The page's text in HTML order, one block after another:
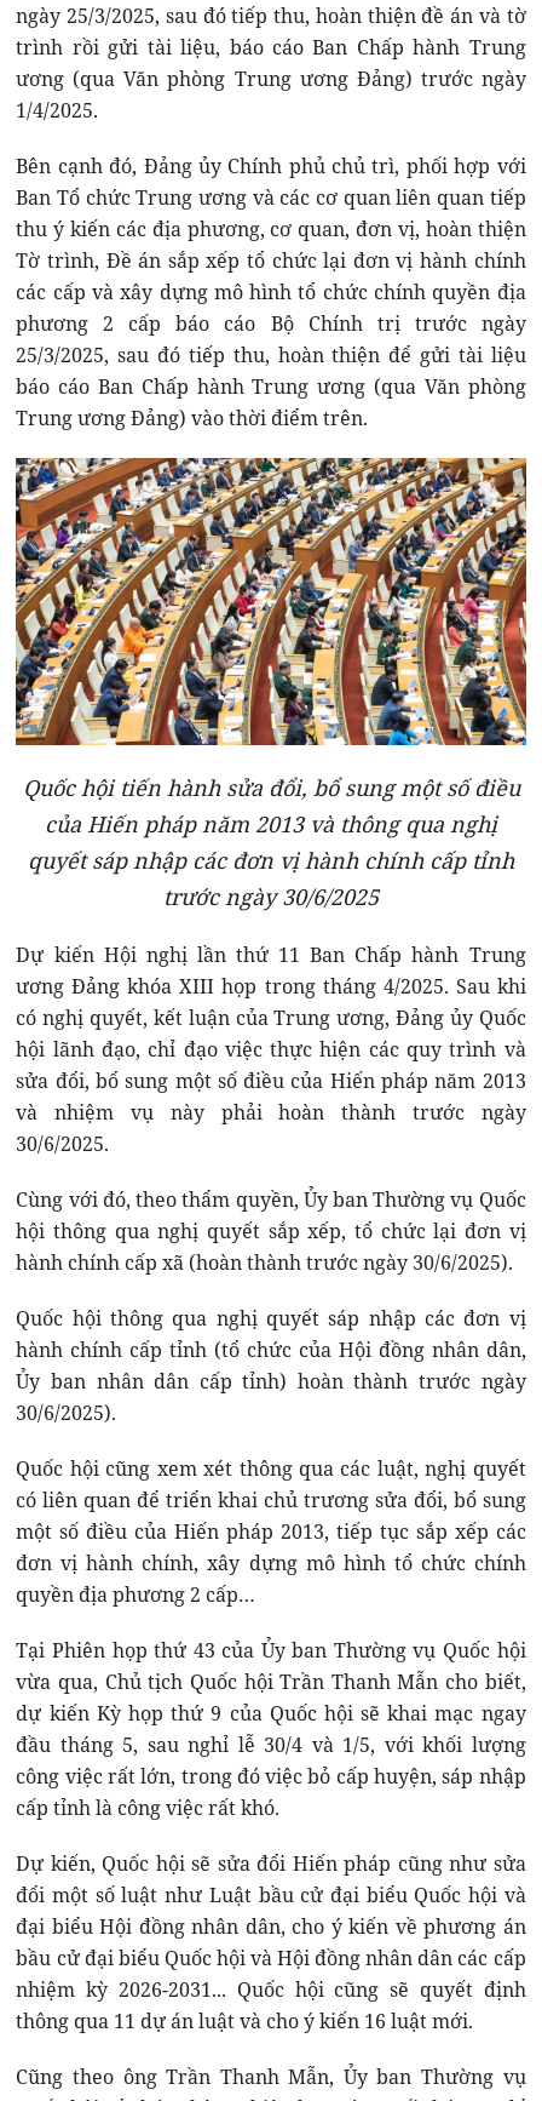
ngày 25/3/2025, sau đó tiếp thu, hoàn thiện đề án và tờ
trình rồi gửi tài liệu, báo cáo Ban Chấp hành Trung
ương (qua Văn phòng Trung ương Đảng) trước ngày
1/4/2025.
Bên cạnh đó, Đảng ủy Chính phủ chủ trì, phối hợp với
Ban Tổ chức Trung ương và các cơ quan liên quan tiếp
thu ý kiến các địa phương, cơ quan, đơn vị, hoàn thiện
Tờ trình, Đề án sắp xếp tổ chức lại đơn vị hành chính
các cấp và xây dựng mô hình tổ chức chính quyền địa
phương 2 cấp báo cáo Bộ Chính trị trước ngày
25/3/2025, sau đó tiếp thu, hoàn thiện để gửi tài liệu
báo cáo Ban Chấp hành Trung ương (qua Văn phòng
Trung ương Đảng) vào thời điểm trên.
Quốc hội tiến hành sửa đổi, bổ sung một số điều
của Hiến pháp năm 2013 và thông qua nghị
quyết sáp nhập các đơn vị hành chính cấp tỉnh
trước ngày 30/6/2025
Dự kiến Hội nghị lần thứ 11 Ban Chấp hành Trung
ương Đảng khóa XIII họp trong tháng 4/2025. Sau khi
có nghị quyết, kết luận của Trung ương, Đảng ủy Quốc
hội lãnh đạo, chỉ đạo việc thực hiện các quy trình và
sửa đổi, bổ sung một số điều của Hiến pháp năm 2013
và nhiệm vụ này phải hoàn thành trước ngày
30/6/2025.
Cùng với đó, theo thẩm quyền, Ủy ban Thường vụ Quốc
hội thông qua nghị quyết sắp xếp, tổ chức lại đơn vị
hành chính cấp xã (hoàn thành trước ngày 30/6/2025).
Quốc hội thông qua nghị quyết sáp nhập các đơn vị
hành chính cấp tỉnh (tổ chức của Hội đồng nhân dân,
Ủy ban nhân dân cấp tỉnh) hoàn thành trước ngày
30/6/2025).
Quốc hội cũng xem xét thông qua các luật, nghị quyết
có liên quan để triển khai chủ trương sửa đổi, bổ sung
một số điều của Hiến pháp 2013, tiếp tục sắp xếp các
đơn vị hành chính, xây dựng mô hình tổ chức chính
quyền địa phương 2 cấp…
Tại Phiên họp thứ 43 của Ủy ban Thường vụ Quốc hội
vừa qua, Chủ tịch Quốc hội Trần Thanh Mẫn cho biết,
dự kiến Kỳ họp thứ 9 của Quốc hội sẽ khai mạc ngay
đầu tháng 5, sau nghỉ lễ 30/4 và 1/5, với khối lượng
công việc rất lớn, trong đó việc bỏ cấp huyện, sáp nhập
cấp tỉnh là công việc rất khó.
Dự kiến, Quốc hội sẽ sửa đổi Hiến pháp cũng như sửa
đổi một số luật như Luật bầu cử đại biểu Quốc hội và
đại biểu Hội đồng nhân dân, cho ý kiến về phương án
bầu cử đại biểu Quốc hội và Hội đồng nhân dân các cấp
nhiệm kỳ 2026-2031... Quốc hội cũng sẽ quyết định
thông qua 11 dự án luật và cho ý kiến 16 luật mới.
Cũng theo ông Trần Thanh Mẫn, Ủy ban Thường vụ